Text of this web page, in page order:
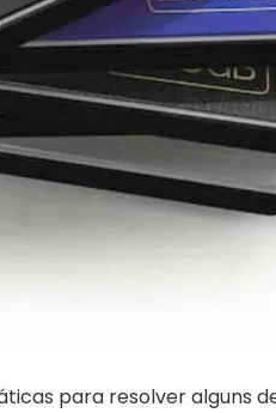
para resolver alguns